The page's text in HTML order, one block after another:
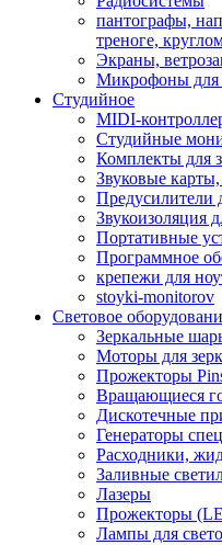
пантографы,
треноге,
Экраны,
Микрофоны для
Студийное
MIDI-
Студийные
Комплекты для
Звуковые
Предусилители
Звукоизоляция
Портативные
Программное
крепежи для
stoyki-monitorov
Световое
Зеркальные
Моторы для
Прожекторы
Вращающиеся
Дискотечные
Генераторы
Расходники,
Заливные
Лазеры
Прожекторы
Лампы для